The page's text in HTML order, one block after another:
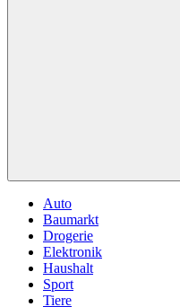
Auto
Baumarkt
Drogerie
Elektronik
Haushalt
Sport
Tiere